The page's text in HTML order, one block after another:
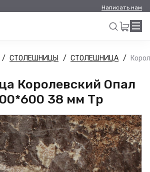
Написать нам
Искать
СТОЛЕШНИЦЫ СТОЛЕШНИЦА
Королевский Опал
38 мм Тр